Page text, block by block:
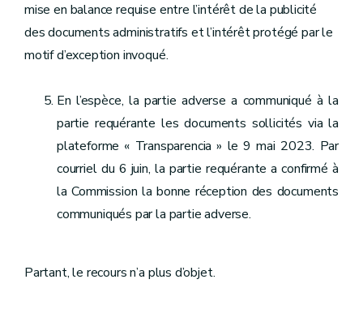
mise en balance requise entre l’intérêt de la publicité
des documents administratifs et l’intérêt protégé par le
motif d’exception invoqué.
En l’espèce, la partie adverse a communiqué à la
partie requérante les documents sollicités via la
plateforme « Transparencia » le 9 mai 2023. Par
courriel du 6 juin, la partie requérante a confirmé à
la Commission la bonne réception des documents
communiqués par la partie adverse.
Partant, le recours n’a plus d’objet.